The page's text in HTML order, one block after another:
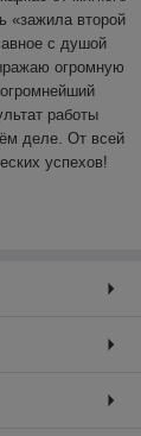
«зажила второй
с душой
огромную
работы
деле. От всей
успехов!